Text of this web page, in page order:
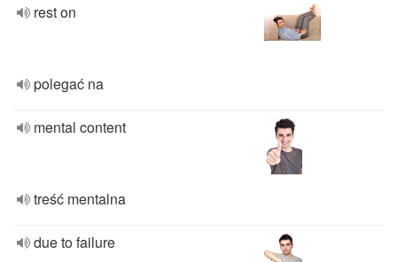
rest on
polegać na
mental content
treść mentalna
due to failure